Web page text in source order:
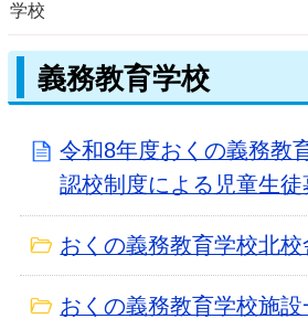
学校
義務教育学校
令和8年度おくの義務教
認校制度による児童生
おくの義務教育学校北校
おくの義務教育学校施